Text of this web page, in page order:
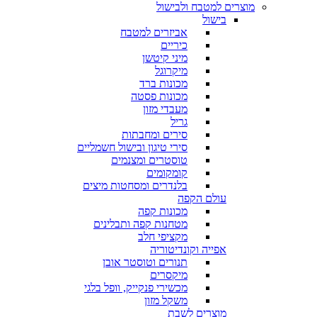
מוצרים למטבח ולבישול
בישול
אביזרים למטבח
כיריים
מיני קיטשן
מיקרוגל
מכונות ברד
מכונות פסטה
מעבדי מזון
גריל
סירים ומחבתות
סירי טיגון ובישול חשמליים
טוסטרים ומצנמים
קומקומים
בלנדרים ומסחטות מיצים
עולם הקפה
מכונות קפה
מטחנות קפה ותבלינים
מקציפי חלב
אפייה וקונדיטוריה
תנורים וטוסטר אובן
מיקסרים
מכשירי פנקייק, וופל בלגי
משקל מזון
מוצרים לשבת